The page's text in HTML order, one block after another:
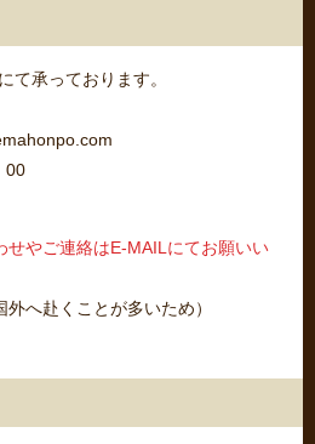
て承っております。
00
やご連絡はE-MAILにてお願いい
外へ赴くことが多いため）